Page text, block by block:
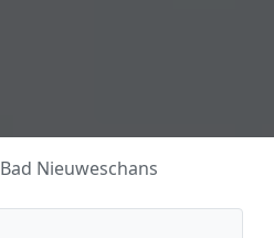
Bad Nieuweschans